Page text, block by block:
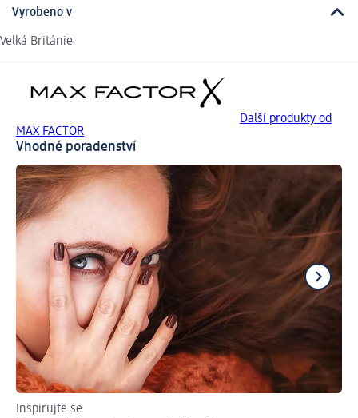
Vyrobeno v
Velká Británie
Další produkty od
MAX FACTOR
Vhodné poradenství
Inspirujte se